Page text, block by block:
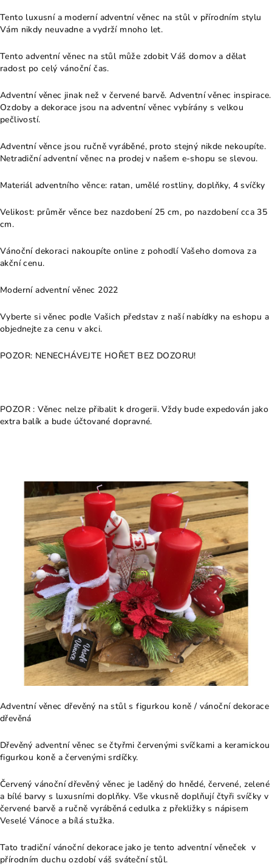
Tento luxusní a moderní adventní věnec na stůl v přírodním stylu
Vám nikdy neuvadne a vydrží mnoho let.
Tento adventní věnec na stůl může zdobit Váš domov a dělat
radost po celý vánoční čas.
Adventní věnec jinak než v červené barvě. Adventní věnec inspirace.
Ozdoby a dekorace jsou na adventní věnec vybírány s velkou
pečlivostí.
Adventní věnce jsou ručně vyráběné, proto stejný nikde nekoupíte.
Netradiční adventní věnec na prodej v našem e-shopu se slevou.
Materiál adventního věnce: ratan, umělé rostliny, doplňky, 4 svíčky
Velikost: průměr věnce bez nazdobení 25 cm, po nazdobení cca 35
cm.
Vánoční dekoraci nakoupíte online z pohodlí Vašeho domova za
akční cenu.
Moderní adventní věnec 2022
Vyberte si věnec podle Vašich představ z naší nabídky na eshopu a
objednejte za cenu v akci.
POZOR: NENECHÁVEJTE HOŘET BEZ DOZORU!
POZOR : Věnec nelze přibalit k drogerii. Vždy bude expedován jako
extra balík a bude účtované dopravné.
Adventní věnec dřevěný na stůl s figurkou koně / vánoční dekorace
dřevěná
Dřevěný adventní věnec se čtyřmi červenými svíčkami a keramickou
figurkou koně a červenými srdíčky.
Červený vánoční dřevěný věnec je laděný do hnědé, červené, zelené
a bílé barvy s luxusními doplňky. Vše vkusně doplňují čtyři svíčky v
červené barvě a ručně vyráběná cedulka z překližky s nápisem
Veselé Vánoce a bílá stužka.
Tato tradiční vánoční dekorace jako je tento adventní věneček v
přírodním duchu ozdobí váš sváteční stůl.